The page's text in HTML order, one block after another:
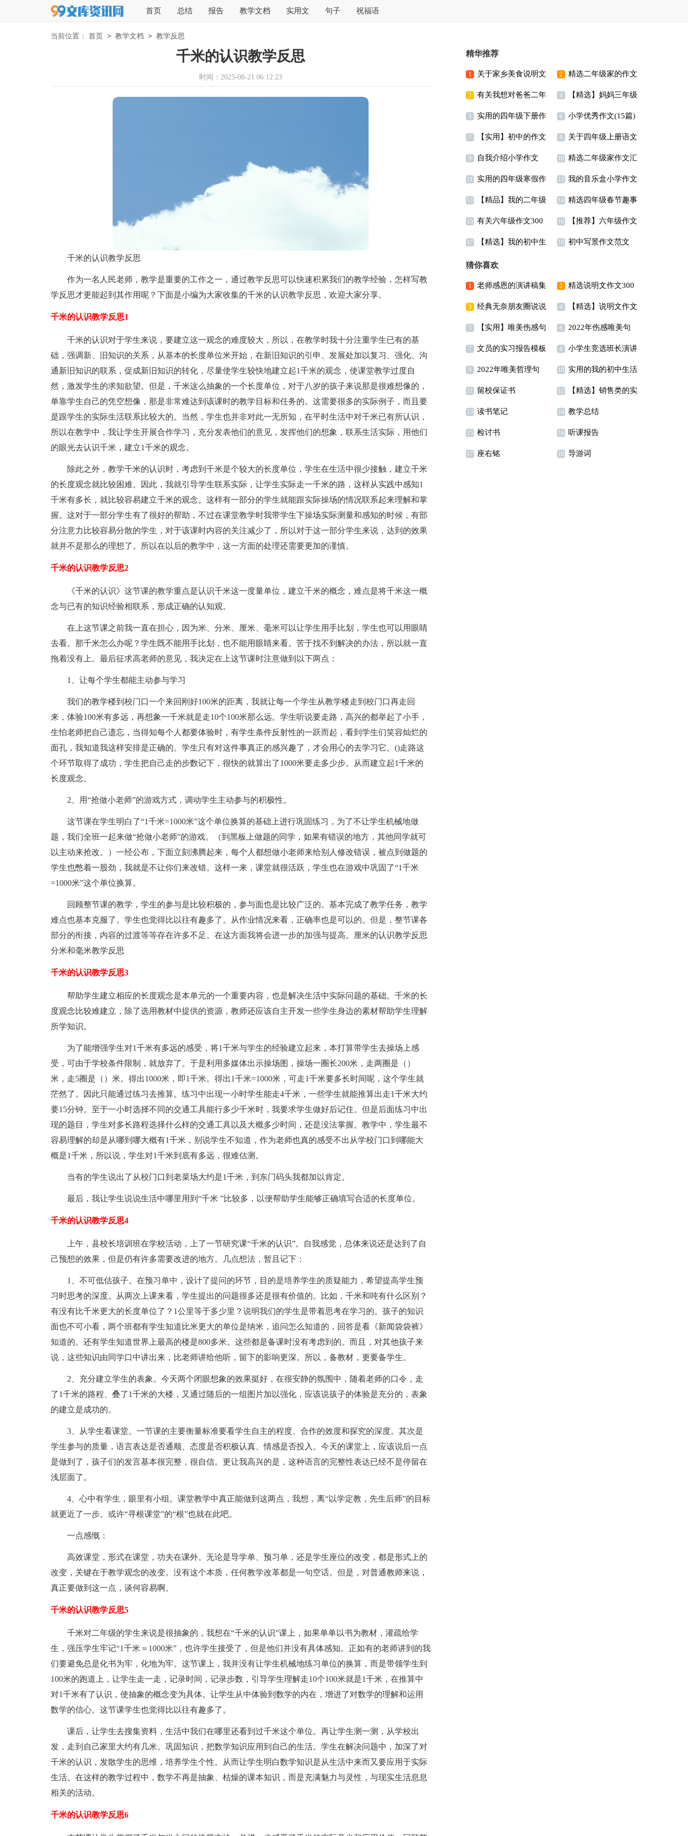
首页 总结 报告 教学文档 实用文 句子 祝福语
当前位置： 首页 > 教学文档 > 教学反思
千米的认识教学反思
时间：2025-08-21 06:12:23
千米的认识教学反思
作为一名人民老师，教学是重要的工作之一，通过教学反思可以快速积累我们的教学经验，怎样写教
学反思才更能起到其作用呢？下面是小编为大家收集的千米的认识教学反思，欢迎大家分享。
千米的认识教学反思1
千米的认识对于学生来说，要建立这一观念的难度较大，所以，在教学时我十分注重学生已有的基
础，强调新、旧知识的关系，从基本的长度单位米开始，在新旧知识的引申、发展处加以复习、强化、沟
通新旧知识的联系，促成新旧知识的转化，尽量使学生较快地建立起1千米的观念，使课堂教学过度自
然，激发学生的求知欲望。但是，千米这么抽象的一个长度单位，对于八岁的孩子来说那是很难想像的，
单靠学生自己的凭空想像，那是非常难达到该课时的教学目标和任务的。这需要很多的实际例子，而且要
是跟学生的实际生活联系比较大的。当然，学生也并非对此一无所知，在平时生活中对千米已有所认识，
所以在教学中，我让学生开展合作学习，充分发表他们的意见，发挥他们的想象，联系生活实际，用他们
的眼光去认识千米，建立1千米的观念。
除此之外，教学千米的认识时，考虑到千米是个较大的长度单位，学生在生活中很少接触，建立千米
的长度观念就比较困难。因此，我就引导学生联系实际，让学生实际走一千米的路，这样从实践中感知1
千米有多长，就比较容易建立千米的观念。这样有一部分的学生就能跟实际操场的情况联系起来理解和掌
握。这对于一部分学生有了很好的帮助，不过在课堂教学时我带学生下操场实际测量和感知的时候，有部
分注意力比较容易分散的学生，对于该课时内容的关注减少了，所以对于这一部分学生来说，达到的效果
就并不是那么的理想了。所以在以后的教学中，这一方面的处理还需要更加的谨慎。
千米的认识教学反思2
《千米的认识》这节课的教学重点是认识千米这一度量单位，建立千米的概念，难点是将千米这一概
念与已有的知识经验相联系，形成正确的认知观。
在上这节课之前我一直在担心，因为米、分米、厘米、毫米可以让学生用手比划，学生也可以用眼睛
去看。那千米怎么办呢？学生既不能用手比划，也不能用眼睛来看。苦于找不到解决的办法，所以就一直
拖着没有上。最后征求高老师的意见，我决定在上这节课时注意做到以下两点：
1、让每个学生都能主动参与学习
我们的教学楼到校门口一个来回刚好100米的距离，我就让每一个学生从教学楼走到校门口再走回
来，体验100米有多远，再想象一千米就是走10个100米那么远。学生听说要走路，高兴的都举起了小手，
生怕老师把自己遗忘，当得知每个人都要体验时，有学生条件反射性的一跃而起，看到学生们笑容灿烂的
面孔，我知道我这样安排是正确的。学生只有对这件事真正的感兴趣了，才会用心的去学习它。()走路这
个环节取得了成功，学生把自己走的步数记下，很快的就算出了1000米要走多少步。从而建立起1千米的
长度观念。
2、用“抢做小老师”的游戏方式，调动学生主动参与的积极性。
这节课在学生明白了“1千米=1000米”这个单位换算的基础上进行巩固练习，为了不让学生机械地做
题，我们全班一起来做“抢做小老师”的游戏。（到黑板上做题的同学，如果有错误的地方，其他同学就可
以主动来抢改。）一经公布，下面立刻沸腾起来，每个人都想做小老师来给别人修改错误，被点到做题的
学生也憋着一股劲，我就是不让你们来改错。这样一来，课堂就很活跃，学生也在游戏中巩固了“1千米
=1000米”这个单位换算。
回顾整节课的教学，学生的参与是比较积极的，参与面也是比较广泛的。基本完成了教学任务，教学
难点也基本克服了。学生也觉得比以往有趣多了。从作业情况来看，正确率也是可以的。但是，整节课各
部分的衔接，内容的过渡等等存在许多不足。在这方面我将会进一步的加强与提高。厘米的认识教学反思
分米和毫米教学反思
千米的认识教学反思3
帮助学生建立相应的长度观念是本单元的一个重要内容，也是解决生活中实际问题的基础。千米的长
度观念比较难建立，除了选用教材中提供的资源，教师还应该自主开发一些学生身边的素材帮助学生理解
所学知识。
为了能增强学生对1千米有多远的感受，将1千米与学生的经验建立起来，本打算带学生去操场上感
受，可由于学校条件限制，就放弃了。于是利用多媒体出示操场图，操场一圈长200米，走两圈是（）
米，走5圈是（）米。得出1000米，即1千米。得出1千米=1000米，可走1千米要多长时间呢，这个学生就
茫然了。因此只能通过练习去推算。练习中出现一小时学生能走4千米，一些学生就能推算出走1千米大约
要15分钟。至于一小时选择不同的交通工具能行多少千米时，我要求学生做好后记住。但是后面练习中出
现的题目，学生对多长路程选择什么样的交通工具以及大概多少时间，还是没法掌握。教学中，学生最不
容易理解的却是从哪到哪大概有1千米，别说学生不知道，作为老师也真的感受不出从学校门口到哪能大
概是1千米，所以说，学生对1千米到底有多远，很难估测。
当有的学生说出了从校门口到老菜场大约是1千米，到东门码头我都加以肯定。
最后，我让学生说说生活中哪里用到“千米 ”比较多，以便帮助学生能够正确填写合适的长度单位。
千米的认识教学反思4
上午，县校长培训班在学校活动，上了一节研究课“千米的认识”。自我感觉，总体来说还是达到了自
己预想的效果，但是仍有许多需要改进的地方。几点想法，暂且记下：
1、不可低估孩子。在预习单中，设计了提问的环节，目的是培养学生的质疑能力，希望提高学生预
习时思考的深度。从两次上课来看，学生提出的问题很多还是很有价值的。比如，千米和吨有什么区别？
有没有比千米更大的长度单位了？1公里等于多少里？说明我们的学生是带着思考在学习的。孩子的知识
面也不可小看，两个班都有学生知道比米更大的单位是纳米，追问怎么知道的，回答是看《新闻袋袋裤》
知道的。还有学生知道世界上最高的楼是800多米。这些都是备课时没有考虑到的。而且，对其他孩子来
说，这些知识由同学口中讲出来，比老师讲给他听，留下的影响更深。所以，备教材，更要备学生。
2、充分建立学生的表象。今天两个闭眼想象的效果挺好，在很安静的氛围中，随着老师的口令，走
了1千米的路程、叠了1千米的大楼，又通过随后的一组图片加以强化，应该说孩子的体验是充分的，表象
的建立是成功的。
3、从学生看课堂。一节课的主要衡量标准要看学生自主的程度、合作的效度和探究的深度。其次是
学生参与的质量，语言表达是否通顺、态度是否积极认真、情感是否投入。今天的课堂上，应该说后一点
是做到了，孩子们的发言基本很完整，很自信。更让我高兴的是，这种语言的完整性表达已经不是停留在
浅层面了。
4、心中有学生，眼里有小组。课堂教学中真正能做到这两点，我想，离“以学定教，先生后师”的目标
就更近了一步。或许“寻根课堂”的“根”也就在此吧。
一点感慨：
高效课堂，形式在课堂，功夫在课外。无论是导学单、预习单，还是学生座位的改变，都是形式上的
改变，关键在于教学观念的改变。没有这个本质，任何教学改革都是一句空话。但是，对普通教师来说，
真正要做到这一点，谈何容易啊。
千米的认识教学反思5
千米对二年级的学生来说是很抽象的，我想在“千米的认识”课上，如果单单以书为教材，灌疏给学
生，强压学生牢记“1千米＝1000米”，也许学生接受了，但是他们并没有具体感知。正如有的老师讲到的我
们要避免总是化书为牢，化地为牢。这节课上，我并没有让学生机械地练习单位的换算，而是带领学生到
100米的跑道上，让学生走一走，记录时间，记录步数，引导学生理解走10个100米就是1千米，在推算中
对1千米有了认识，使抽象的概念变为具体。让学生从中体验到数学的内在，增进了对数学的理解和运用
数学的信心。这节课学生也觉得比以往有趣多了。
课后，让学生去搜集资料，生活中我们在哪里还看到过千米这个单位。再让学生测一测，从学校出
发，走到自己家里大约有几米。巩固知识，把数学知识应用到自己的生活。学生在解决问题中，加深了对
千米的认识，发散学生的思维，培养学生个性。从而让学生明白数学知识是从生活中来而又要应用于实际
生活。在这样的教学过程中，数学不再是抽象、枯燥的课本知识，而是充满魅力与灵性，与现实生活息息
相关的活动。
千米的认识教学反思6
精华推荐
1 关于家乡美食说明文 2 精选二年级家的作文
300字三篇
3 有关我想对爸爸二年
级作文汇编九篇
4 【精选】妈妈三年级
作文300字集锦9篇
5 实用的四年级下册作
文汇编十篇
6 小学优秀作文(15篇)
7 【实用】初中的作文
300字集锦9篇
8 关于四年级上册语文
作文6篇
9 自我介绍小学作文
15篇
10 精选二年级家作文汇
编八篇
11 实用的四年级寒假作
文四篇
12 我的音乐盒小学作文
13 【精品】我的二年级
作文300字集合九篇
14 精选四年级春节趣事
作文合集10篇
15 有关六年级作文300
字集锦9篇
16 【推荐】六年级作文
集合7篇
17 【精选】我的初中生
活作文汇总六篇
18 初中写景作文范文
猜你喜欢
1 老师感恩的演讲稿集
合八篇
2 精选说明文作文300
字集锦7篇
3 经典无奈朋友圈说说
句子100句精选
4 【精选】说明文作文
合集五篇
5 【实用】唯美伤感句
子汇总59条
6 2022年伤感唯美句
子汇编65句
7 文员的实习报告模板
锦集5篇
8 小学生竞选班长演讲
稿15篇
9 2022年唯美哲理句
子摘录75句
10 实用的我的初中生活
作文汇总七篇
11 留校保证书 12 【精选】销售类的实
习报告锦集五篇
13 读书笔记 14 教学总结
15 检讨书 16 听课报告
17 座右铭 18 导游词